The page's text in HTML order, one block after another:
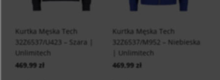
Kurtka Męska Tech
32Z6537/U423 – Szara |
Unlimitech
469,99 zł
Kurtka Męska Tech
32Z6537/M952 – Niebieska
| Unlimitech
469,99 zł